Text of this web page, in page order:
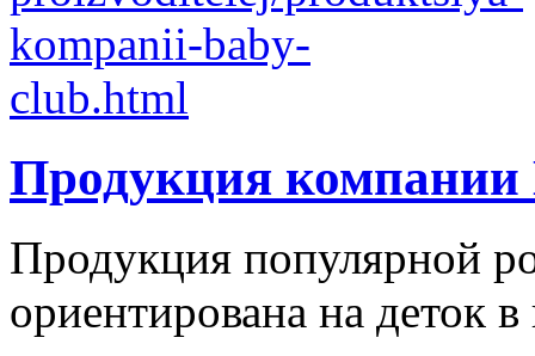
Продукция компании
Продукция популярной
ориентирована на деток в